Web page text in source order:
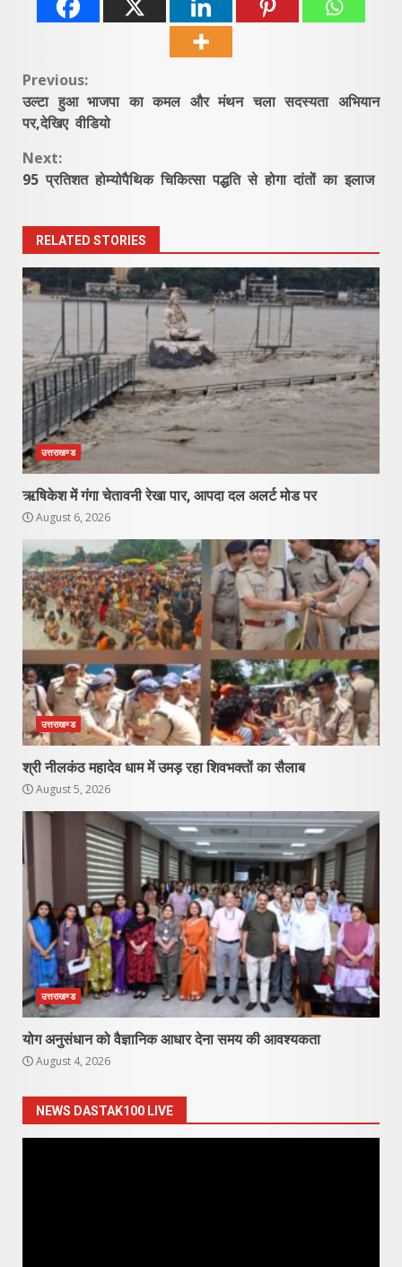
Continue
Reading
Previous:
उल्टा हुआ भाजपा का कमल और मंथन चला सदस्यता अभियान
पर,देखिए वीडियो
Next:
95 प्रतिशत होम्योपैथिक चिकित्सा पद्धति से होगा दांतों का इलाज
RELATED STORIES
उत्तराखण्ड
ऋषिकेश में गंगा चेतावनी रेखा पार, आपदा दल अलर्ट मोड पर
August 6, 2026
उत्तराखण्ड
श्री नीलकंठ महादेव धाम में उमड़ रहा शिवभक्तों का सैलाब
August 5, 2026
उत्तराखण्ड
योग अनुसंधान को वैज्ञानिक आधार देना समय की आवश्यकता
August 4, 2026
NEWS DASTAK100 LIVE